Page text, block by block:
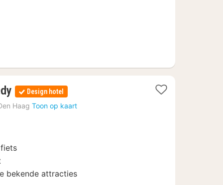
1
nacht
vanaf
Design hotel
Haag Toon op kaart
bekende attracties